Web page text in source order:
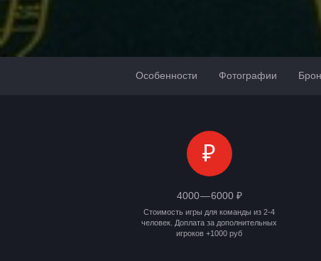
Особенности Фотографии
₽
4000 — 6000 ₽
Стоимость игры для команды из 2-4
человек. Доплата за дополнительных
игроков +1000 руб